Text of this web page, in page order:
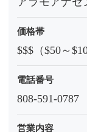
価格帯
$$$（$50～
電話番号
808-591-0787
営業内容